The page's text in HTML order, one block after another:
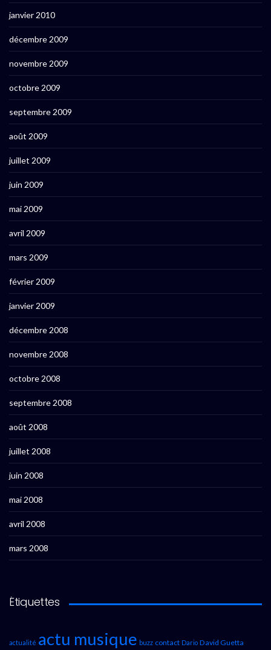
janvier 2010
décembre 2009
novembre 2009
octobre 2009
septembre 2009
août 2009
juillet 2009
juin 2009
mai 2009
avril 2009
mars 2009
février 2009
janvier 2009
décembre 2008
novembre 2008
octobre 2008
septembre 2008
août 2008
juillet 2008
juin 2008
mai 2008
avril 2008
mars 2008
Étiquettes
actualité actu musique buzz contact Dario David Guetta